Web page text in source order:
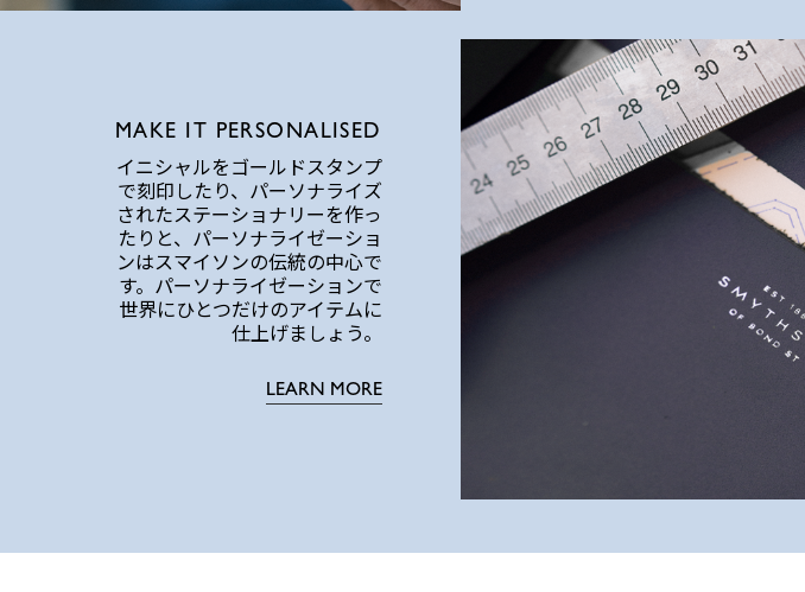
MAKE IT PERSONALISED
イニシャルをゴールドスタンプ
で刻印したり、パーソナライズ
されたステーショナリーを作っ
たりと、パーソナライゼーショ
ンはスマイソンの伝統の中心で
す。パーソナライゼーションで
世界にひとつだけのアイテムに
仕上げましょう。
LEARN MORE